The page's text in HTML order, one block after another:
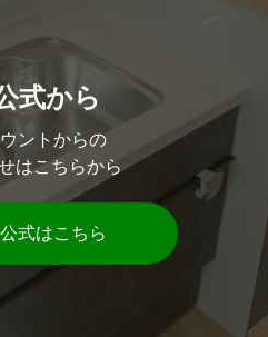
式から
ントからの
はこちらから
式はこちら